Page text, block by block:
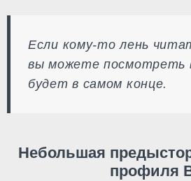
Если кому-то лень
вы можете посмотреть
будет в самом конце.
Небольшая
профиля